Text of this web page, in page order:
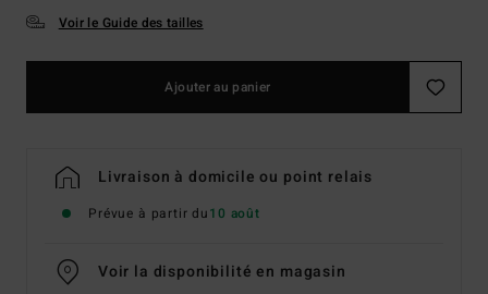
Voir le Guide des tailles
Ajouter au panier
Livraison à domicile ou point relais
Prévue à partir du10 août
Voir la disponibilité en magasin